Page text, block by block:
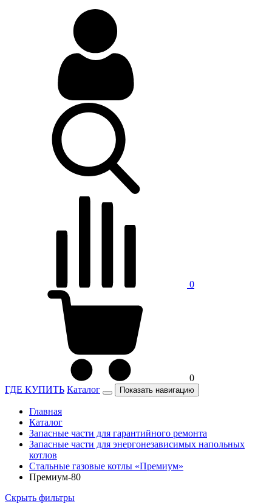
0
0
ГДЕ КУПИТЬ Каталог Показать навигацию
Главная
Каталог
Запасные части для гарантийного ремонта
Запасные части для энергонезависимых напольных
котлов
Стальные газовые котлы «Премиум»
Премиум-80
Скрыть фильтры